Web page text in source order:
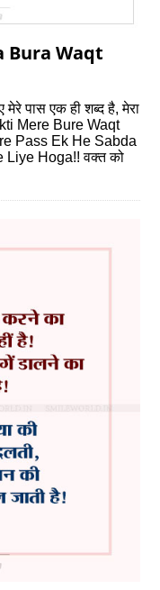
Bura Waqt
पास एक ही शब्‍द है, मेरा
Mere Bure Waqt
Pass Ek He Sabda
Liye Hoga!! वक्त को